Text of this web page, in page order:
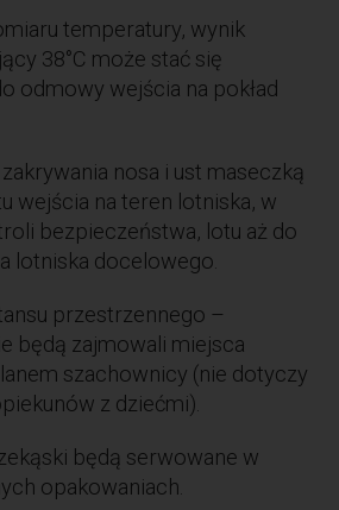
temperatury, wynik
38°C może stać się
odmowy wejścia na pokład
nosa i ust maseczką
wejścia na teren lotniska, w
bezpieczeństwa, lotu aż do
lotniska docelowego.
przestrzennego –
będą zajmowali miejsca
szachownicy (nie dotyczy
z dziećmi).
będą serwowane w
opakowaniach.